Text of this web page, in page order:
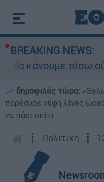
BREAKING NEWS:
κάνουμε πίσω
δημοφιλές τώρα:
παρέσυρε νύφη λίγες
να πάει σπίτι...
┋ Πολιτική ┋